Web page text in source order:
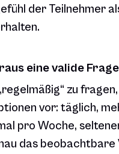
der Teilnehmer
eine valide Frage
zu
vor: täglich,
pro Woche,
das beobachtbare